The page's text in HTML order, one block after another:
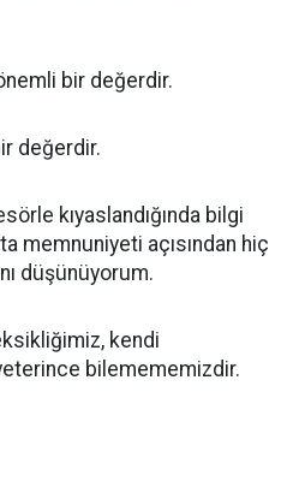
bir değerdir.
değerdir.
kıyaslandığında bilgi
memnuniyeti açısından hiç
düşünüyorum.
kendi
bilemememizdir.